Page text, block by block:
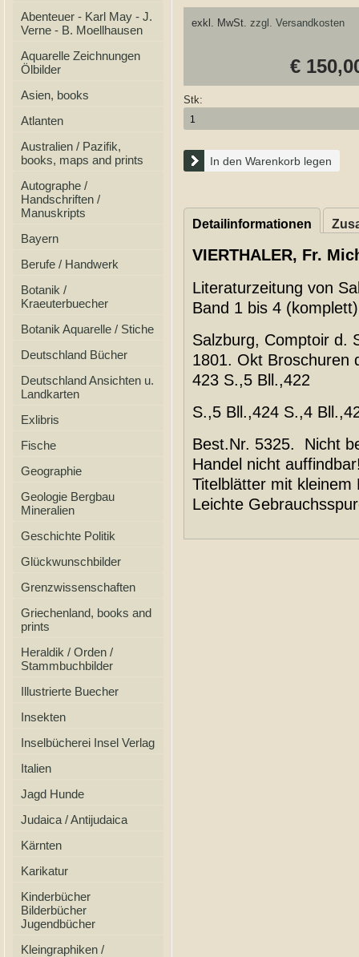
Abenteuer - Karl May - J.
Verne - B. Moellhausen
Aquarelle Zeichnungen
Ölbilder
Asien, books
Atlanten
Australien / Pazifik,
books, maps and prints
Autographe /
Handschriften /
Manuskripts
Bayern
Berufe / Handwerk
Botanik /
Kraeuterbuecher
Botanik Aquarelle / Stiche
Deutschland Bücher
Deutschland Ansichten u.
Landkarten
Exlibris
Fische
Geographie
Geologie Bergbau
Mineralien
Geschichte Politik
Glückwunschbilder
Grenzwissenschaften
Griechenland, books and
prints
Heraldik / Orden /
Stammbuchbilder
Illustrierte Buecher
Insekten
Inselbücherei Insel Verlag
Italien
Jagd Hunde
Judaica / Antijudaica
Kärnten
Karikatur
Kinderbücher
Bilderbücher
Jugendbücher
Kleingraphiken /
exkl. MwSt. zzgl. Versandkosten
€
Stk:
In den Warenkorb legen
Detailinformationen
VIERTHALER, Fr.
Literaturzeitung von
Band 1 bis 4
Salzburg, Comptoir d.
1801. Okt Broschuren
423 S.,5 Bll.,422
S.,5 Bll.,424 S.,4
Best.Nr. 5325. Nicht
Handel nicht
Titelblätter mit kleinem
Leichte